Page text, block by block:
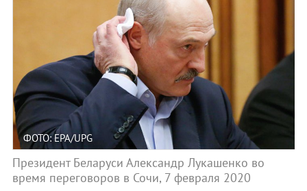
ФОТО: EPA/UPG
Президент Беларуси Александр Лукашенко во
время переговоров в Сочи, 7 февраля 2020